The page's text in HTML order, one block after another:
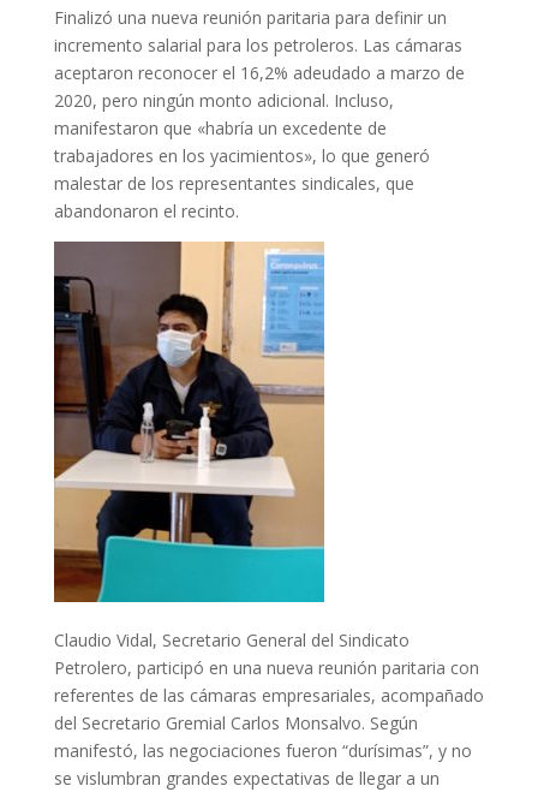
Finalizó una nueva reunión paritaria para definir un
incremento salarial para los petroleros. Las cámaras
aceptaron reconocer el 16,2% adeudado a marzo de
2020, pero ningún monto adicional. Incluso,
manifestaron que «habría un excedente de
trabajadores en los yacimientos», lo que generó
malestar de los representantes sindicales, que
abandonaron el recinto.
Claudio Vidal, Secretario General del Sindicato
Petrolero, participó en una nueva reunión paritaria con
referentes de las cámaras empresariales, acompañado
del Secretario Gremial Carlos Monsalvo. Según
manifestó, las negociaciones fueron “durísimas”, y no
se vislumbran grandes expectativas de llegar a un